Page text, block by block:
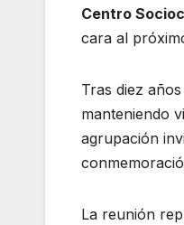
Centro
cara al
Tras diez
manteniendo
agrupación
La reunión